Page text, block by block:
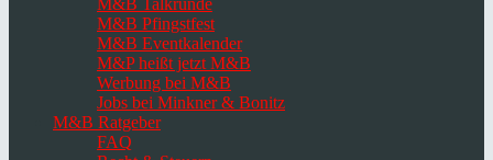
M&B Talkrunde
M&B Pfingstfest
M&B Eventkalender
M&P heißt jetzt M&B
Werbung bei M&B
Jobs bei Minkner & Bonitz
M&B Ratgeber
FAQ